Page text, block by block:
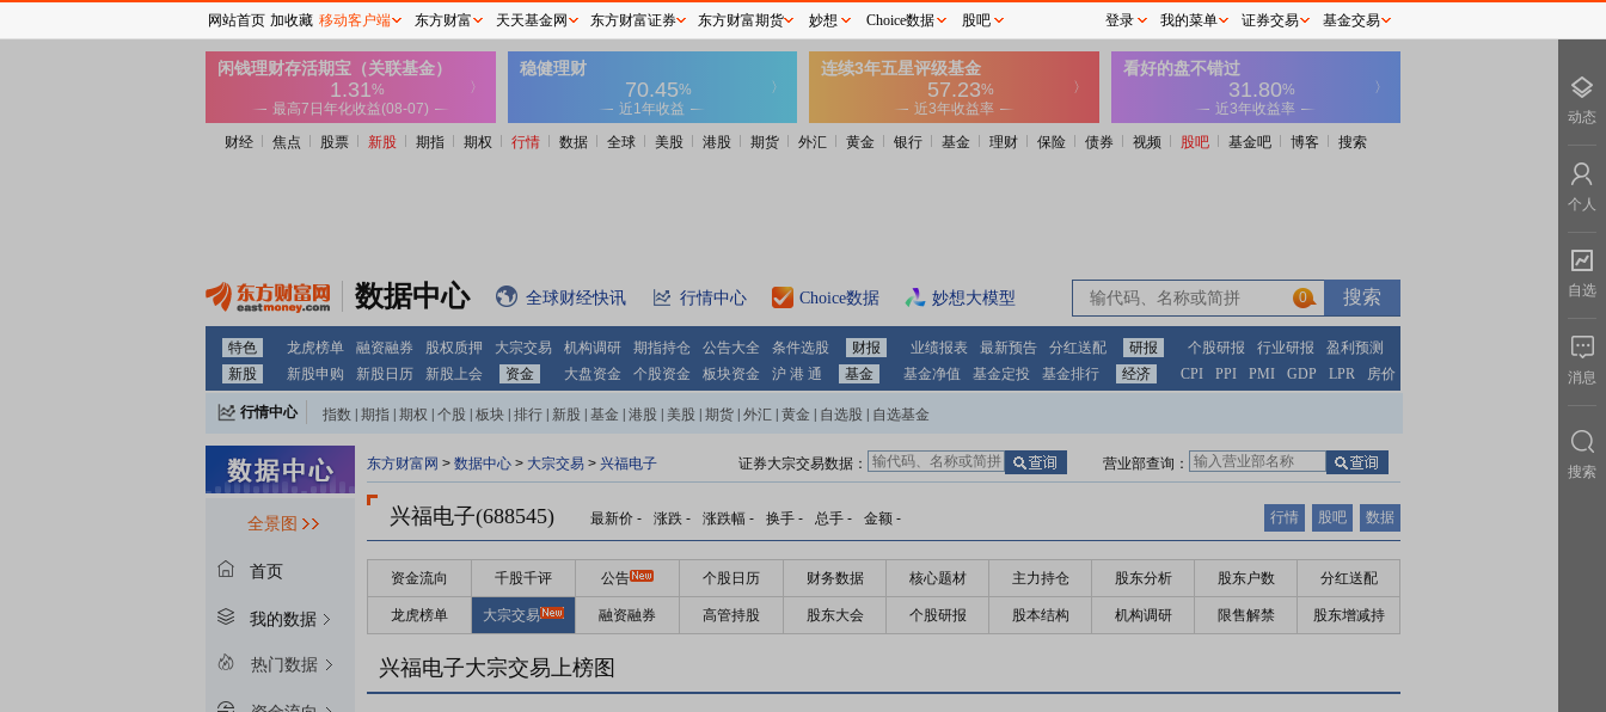
财经 焦点 股票 新股 期指 期权 行情 数据 全球 美股 港股 期货 外汇 黄金 银行 基金 理财 保险 债券 视频 股吧 基金吧 博客 搜索
数据中心 全球财经快讯 行情中心 Choice数据 妙想大模型 0
特色 龙虎榜单 融资融券 股权质押 大宗交易 机构调研 期指持仓 公告大全 条件选股 财报 业绩报表 最新预告 分红送配 研报 个股研报 行业研报
盈利预测
新股
新股申购 新股日历 新股上会 资金 大盘资金 个股资金 板块资金 沪 港 通 基金 基金净值 基金定投 基金排行 经济 CPI PPI PMI GDP LPR 房价
行情中心 指数 期指 期权 个股 板块 排行 新股 基金 港股 美股 期货 外汇 黄金 自选股 自选基金
全景图
首页
我的数据
热门数据
东方财富网 > 数据中心 > 大宗交易 > 兴福电子 营业部查询：
证券大宗交易数据：
兴福电子(688545) 最新价 - 涨跌 - 涨跌幅 - 换手 - 总手 - 金额 - 行情 股吧 数据
资金流向 千股千评 公告 个股日历 财务数据 核心题材 主力持仓 股东分析 股东户数 分红送配
龙虎榜单 大宗交易 融资融券 高管持股 股东大会 个股研报 股本结构 机构调研 限售解禁 股东增减持
兴福电子大宗交易上榜图
网站首页 加收藏 移动客户端 东方财富 天天基金网 东方财富证券 东方财富期货 妙想 Choice数据 股吧 登录 我的菜单 证券交易 基金交易
动态
个人
自选
消息
搜索